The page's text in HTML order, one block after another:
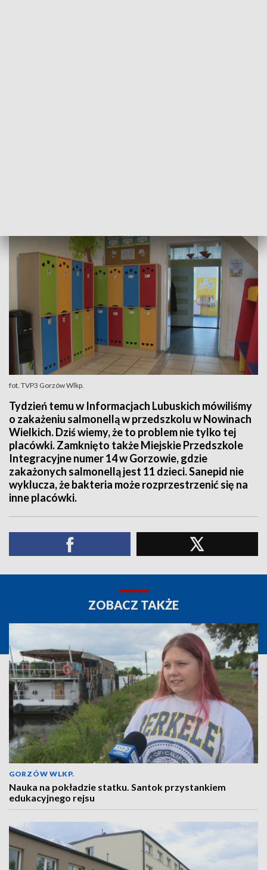
fot. TVP3 Gorzów Wlkp.
Tydzień temu w Informacjach Lubuskich mówiliśmy
o zakażeniu salmonellą w przedszkolu w Nowinach
Wielkich. Dziś wiemy, że to problem nie tylko tej
placówki. Zamknięto także Miejskie Przedszkole
Integracyjne numer 14 w Gorzowie, gdzie
zakażonych salmonellą jest 11 dzieci. Sanepid nie
wyklucza, że bakteria może rozprzestrzenić się na
inne placówki.
ZOBACZ TAKŻE
GORZÓW WLKP.
Nauka na pokładzie statku. Santok przystankiem
edukacyjnego rejsu